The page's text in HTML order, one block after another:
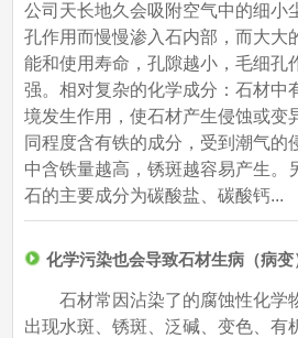
公司天长地久会吸附空气中的细小
孔作用而慢慢渗入石内部，而大大
能和使用寿命，孔隙越小，毛细孔
强。相对复杂的化学成分：石材中
境发生作用，使石材产生侵蚀或变
同程度含有铁的成分，受到潮气的
中含铁量越高，锈斑越容易产生。
石的主要成分为碳酸盐、碳酸钙...
化学污染也会导致石材生病（病变
石材常因沾染了的腐蚀性化学
出现水斑、锈斑、泛碱、变色、有